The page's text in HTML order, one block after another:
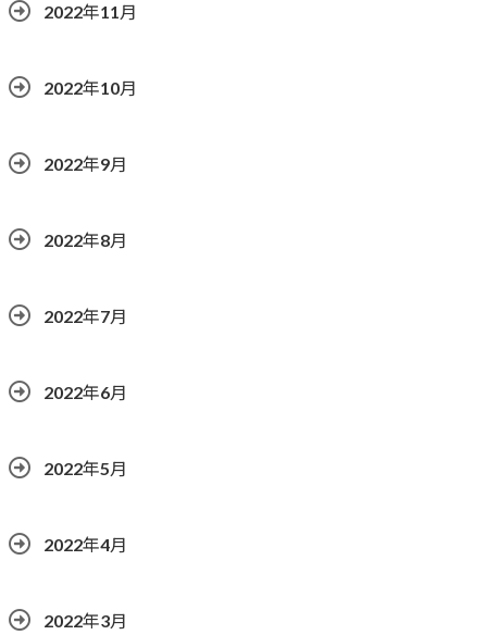
2022年11月
2022年10月
2022年9月
2022年8月
2022年7月
2022年6月
2022年5月
2022年4月
2022年3月